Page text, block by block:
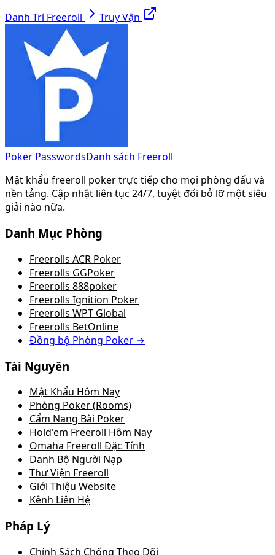
Danh Trí Freeroll Truy Vận
Poker PasswordsDanh sách Freeroll
Mật khẩu freeroll poker trực tiếp cho mọi phòng đấu và
nền tảng. Cập nhật liên tục 24/7, tuyệt đối bỏ lỡ một siêu
giải nào nữa.
Danh Mục Phòng
Freerolls ACR Poker
Freerolls GGPoker
Freerolls 888poker
Freerolls Ignition Poker
Freerolls WPT Global
Freerolls BetOnline
Đồng bộ Phòng Poker →
Tài Nguyên
Mật Khẩu Hôm Nay
Phòng Poker (Rooms)
Cẩm Nang Bài Poker
Hold'em Freeroll Hôm Nay
Omaha Freeroll Đặc Tính
Danh Bộ Người Nạp
Thư Viện Freeroll
Giới Thiệu Website
Kênh Liên Hệ
Pháp Lý
Chính Sách Chống Theo Dõi